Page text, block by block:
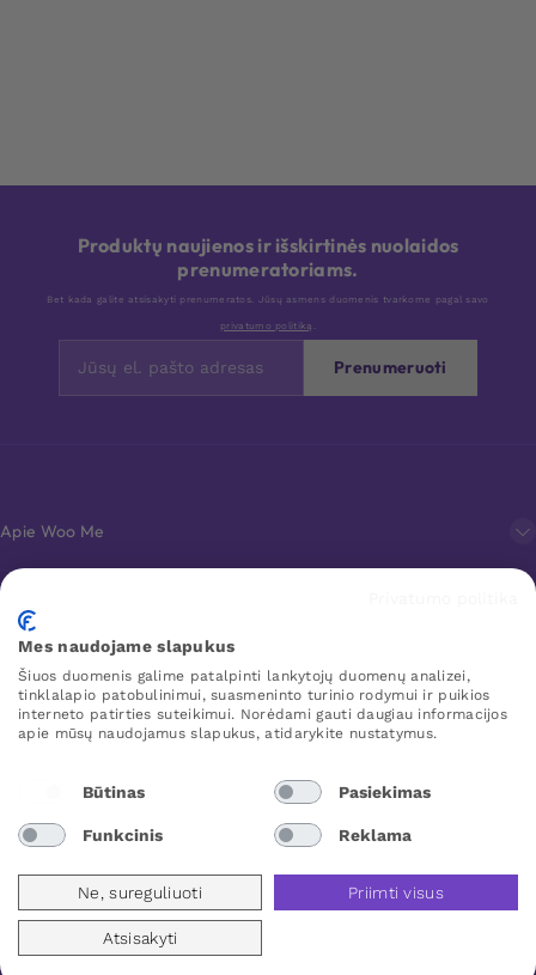
Produktų naujienos ir išskirtinės nuolaidos
prenumeratoriams.
Bet kada galite atsisakyti prenumeratos. Jūsų asmens duomenis tvarkome pagal savo
privatumo politiką .
Prenumeruoti
Apie Woo Me
Klientų aptarnavimas
Mėgstamiausi
WOO ME
Mes naudojame slapukus
Šiuos duomenis galime patalpinti lankytojų duomenų analizei,
tinklalapio patobulinimui, suasmeninto turinio rodymui ir puikios
interneto patirties suteikimui. Norėdami gauti daugiau informacijos
apie mūsų naudojamus slapukus, atidarykite nustatymus.
Būtinas Pasiekimas
Funkcinis Reklama
Ne, sureguliuoti Priimti visus
Atsisakyti